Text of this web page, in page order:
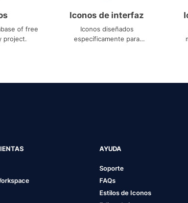
of free
project.
Iconos de interfaz
Iconos diseñados
específicamente para
AYUDA
Soporte
FAQs
Estilos de Iconos